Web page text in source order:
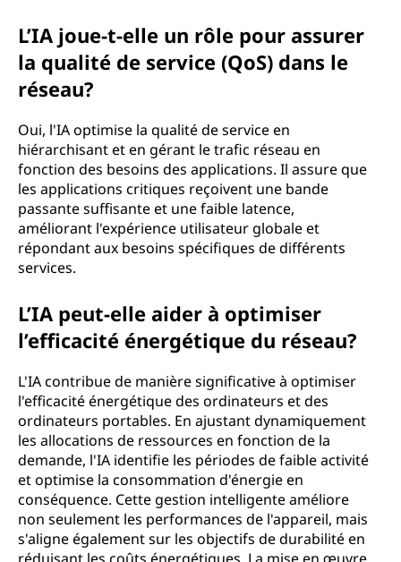
L’IA joue-t-elle un rôle pour assurer
la qualité de service (QoS) dans le
réseau?
Oui, l'IA optimise la qualité de service en
hiérarchisant et en gérant le trafic réseau en
fonction des besoins des applications. Il assure que
les applications critiques reçoivent une bande
passante suffisante et une faible latence,
améliorant l'expérience utilisateur globale et
répondant aux besoins spécifiques de différents
services.
L’IA peut-elle aider à optimiser
l’efficacité énergétique du réseau?
L'IA contribue de manière significative à optimiser
l'efficacité énergétique des ordinateurs et des
ordinateurs portables. En ajustant dynamiquement
les allocations de ressources en fonction de la
demande, l'IA identifie les périodes de faible activité
et optimise la consommation d'énergie en
conséquence. Cette gestion intelligente améliore
non seulement les performances de l'appareil, mais
s'aligne également sur les objectifs de durabilité en